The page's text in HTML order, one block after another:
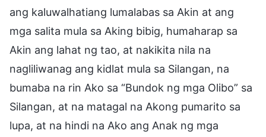
ang kaluwalhatiang lumalabas sa Akin at ang
mga salita mula sa Aking bibig, humaharap sa
Akin ang lahat ng tao, at nakikita nila na
nagliliwanag ang kidlat mula sa Silangan, na
bumaba na rin Ako sa “Bundok ng mga Olibo” sa
Silangan, at na matagal na Akong pumarito sa
lupa, at na hindi na Ako ang Anak ng mga